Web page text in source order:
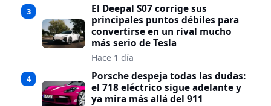
3
El Deepal S07 corrige sus
principales puntos débiles para
convertirse en un rival mucho
más serio de Tesla
Hace 1 día
4
Porsche despeja todas las dudas:
el 718 eléctrico sigue adelante y
ya mira más allá del 911